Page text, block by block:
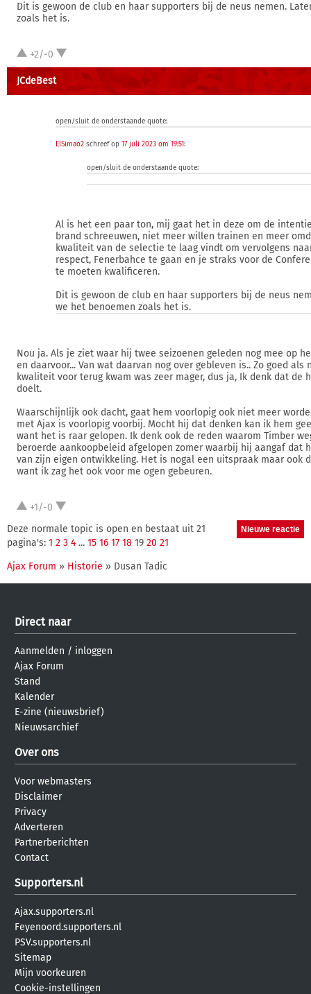
Dit is gewoon de club en haar supporters bij de neus nemen.
zoals het is.
+2/-0
JCdeBest
open/sluit de onderstaande quote:
ElSimao2 schreef op 17 juli 2023 om 19:51:
open/sluit de onderstaande quote:
Al is het een paar ton, mij gaat het in deze om de
brand schreeuwen, niet meer willen trainen en meer
kwaliteit van de selectie te laag vindt om vervolgens
respect, Fenerbahce te gaan en je straks voor de
te moeten kwalificeren.
Dit is gewoon de club en haar supporters bij de neus
we het benoemen zoals het is.
Nou ja. Als je ziet waar hij twee seizoenen geleden nog mee op
en daarvoor... Van wat daarvan nog over gebleven is.. Zo goed als
kwaliteit voor terug kwam was zeer mager, dus ja, Ik denk dat de
doelt.
Waarschijnlijk ook dacht, gaat hem voorlopig ook niet meer
met Ajax is voorlopig voorbij. Mocht hij dat denken kan ik hem
want het is raar gelopen. Ik denk ook de reden waarom Timber
beroerde aankoopbeleid afgelopen zomer waarbij hij aangaf dat
van zijn eigen ontwikkeling. Het is nogal een uitspraak maar ook
want ik zag het ook voor me ogen gebeuren.
+1/-0
Deze normale topic is open en bestaat uit 21
pagina's: 1 2 3 4 ... 15 16 17 18 19 20 21
Ajax Forum » Historie » Dusan Tadic
Direct naar
Aanmelden / inloggen
Ajax Forum
Stand
Kalender
E-zine (nieuwsbrief)
Nieuwsarchief
Over ons
Voor webmasters
Disclaimer
Privacy
Adverteren
Partnerberichten
Contact
Supporters.nl
Ajax.supporters.nl
Feyenoord.supporters.nl
PSV.supporters.nl
Sitemap
Mijn voorkeuren
Cookie-instellingen